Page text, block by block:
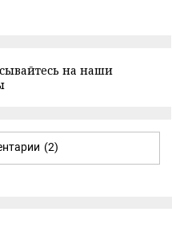
на наши
(2)